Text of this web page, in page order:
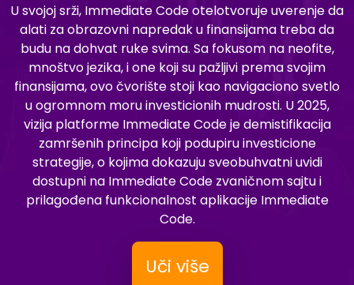
U svojoj srži, Immediate Code otelotvoruje uverenje da
alati za obrazovni napredak u finansijama treba da
budu na dohvat ruke svima. Sa fokusom na neofite,
mnoštvo jezika, i one koji su pažljivi prema svojim
finansijama, ovo čvorište stoji kao navigaciono svetlo
u ogromnom moru investicionih mudrosti. U 2025,
vizija platforme Immediate Code je demistifikacija
zamršenih principa koji podupiru investicione
strategije, o kojima dokazuju sveobuhvatni uvidi
dostupni na Immediate Code zvaničnom sajtu i
prilagođena funkcionalnost aplikacije Immediate
Code.
Uči više